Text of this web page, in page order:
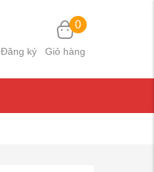
Đăng ký
0
Giỏ hàng